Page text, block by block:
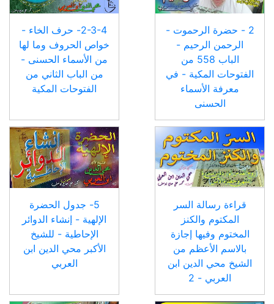
2 - حضرة الرحموت -
الرحمن الرحيم -
الباب 558 من
الفتوحات المكية - في
معرفة الأسماء
الحسنى
2-3-4- حرف الخاء -
خواص الحروف وما لها
من الأسماء الحسنى -
من الباب الثاني من
الفتوحات المكية
قراءة رسالة السر
المكتوم والكنز
المختوم وفيها إجازة
بالاسم الأعظم من
الشيخ محي الدين ابن
العربي - 2
5- جدول الحضرة
الإلهية - إنشاء الدوائر
الإحاطية - للشيخ
الأكبر محي الدين ابن
العربي